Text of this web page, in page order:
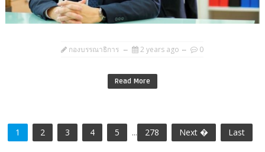
กองบรรณาธิการ 2 years ago 0
Read More
1 2 3 4 5 ... 278 Next � Last